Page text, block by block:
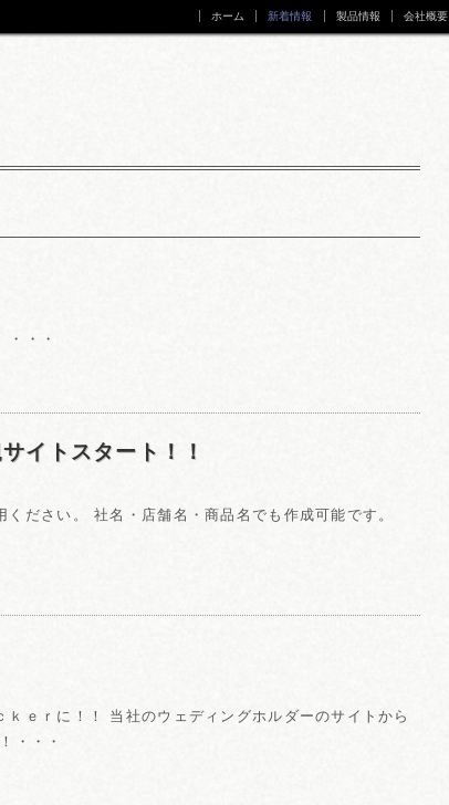
ホーム 新着情報 製品情報 会社概要
・・・
イトスタート！！
さい。 社名・店舗名・商品名でも作成可能です。
ｅｒに！！ 当社のウェディングホルダーのサイトから
・・・